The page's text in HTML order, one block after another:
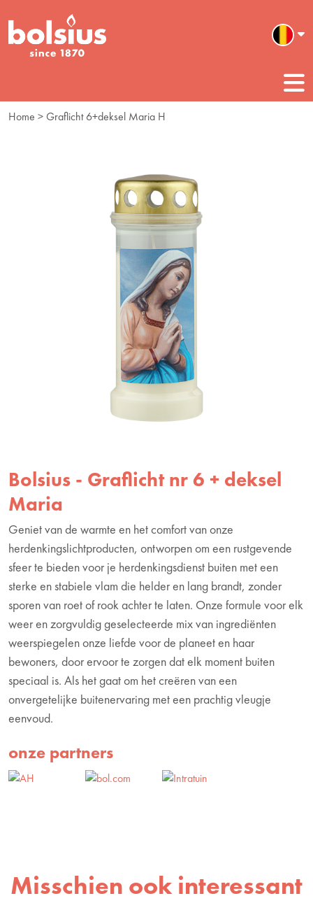
Home > Graflicht 6+deksel Maria H
Bolsius - Graflicht nr 6 + deksel
Maria
Geniet van de warmte en het comfort van onze
herdenkingslichtproducten, ontworpen om een rustgevende
sfeer te bieden voor je herdenkingsdienst buiten met een
sterke en stabiele vlam die helder en lang brandt, zonder
sporen van roet of rook achter te laten. Onze formule voor elk
weer en zorgvuldig geselecteerde mix van ingrediënten
weerspiegelen onze liefde voor de planeet en haar
bewoners, door ervoor te zorgen dat elk moment buiten
speciaal is. Als het gaat om het creëren van een
onvergetelijke buitenervaring met een prachtig vleugje
eenvoud.
onze partners
Misschien ook interessant